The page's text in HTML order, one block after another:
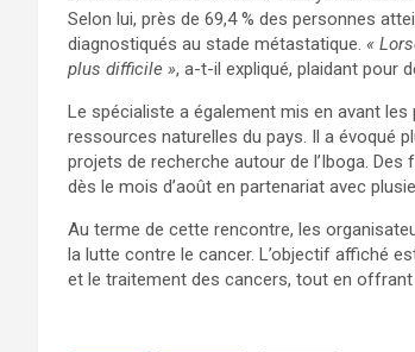
Selon lui, près de 69,4 % des personnes
diagnostiqués au stade métastatique. «
plus difficile », a-t-il expliqué, plaidant pour
Le spécialiste a également mis en avant
ressources naturelles du pays. Il a évoqué
projets de recherche autour de l’Iboga.
dès le mois d’août en partenariat avec
Au terme de cette rencontre, les
la lutte contre le cancer. L’objectif affiché
et le traitement des cancers, tout en